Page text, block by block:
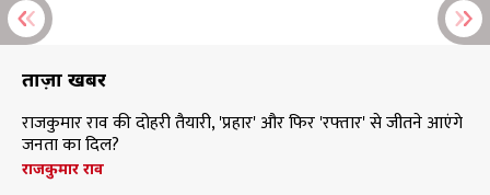
ताज़ा खबरें
राजकुमार राव की दोहरी तैयारी, 'प्रहार' और फिर 'रफ्तार' से जीतने आएंगे
जनता का दिल?
राजकुमार राव